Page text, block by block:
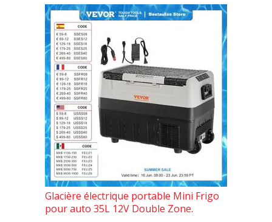
Glacière électrique portable Mini Frigo
pour auto 35L 12V Double Zone.